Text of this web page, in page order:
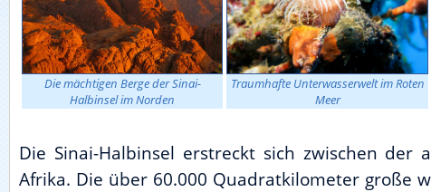
Die mächtigen Berge der Sinai-
Halbinsel im Norden
Traumhafte Unterwasserwelt im Roten
Meer
Die Sinai-Halbinsel erstreckt sich zwischen der
Afrika. Die über 60.000 Quadratkilometer große